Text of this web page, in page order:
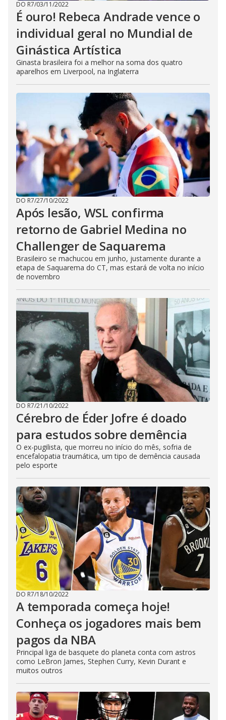
DO R7/03/11/2022
É ouro! Rebeca Andrade vence o
individual geral no Mundial de
Ginástica Artística
Ginasta brasileira foi a melhor na soma dos quatro
aparelhos em Liverpool, na Inglaterra
DO R7/27/10/2022
Após lesão, WSL confirma
retorno de Gabriel Medina no
Challenger de Saquarema
Brasileiro se machucou em junho, justamente durante a
etapa de Saquarema do CT, mas estará de volta no início
de novembro
DO R7/21/10/2022
Cérebro de Éder Jofre é doado
para estudos sobre demência
O ex-pugilista, que morreu no início do mês, sofria de
encefalopatia traumática, um tipo de demência causada
pelo esporte
DO R7/18/10/2022
A temporada começa hoje!
Conheça os jogadores mais bem
pagos da NBA
Principal liga de basquete do planeta conta com astros
como LeBron James, Stephen Curry, Kevin Durant e
muitos outros